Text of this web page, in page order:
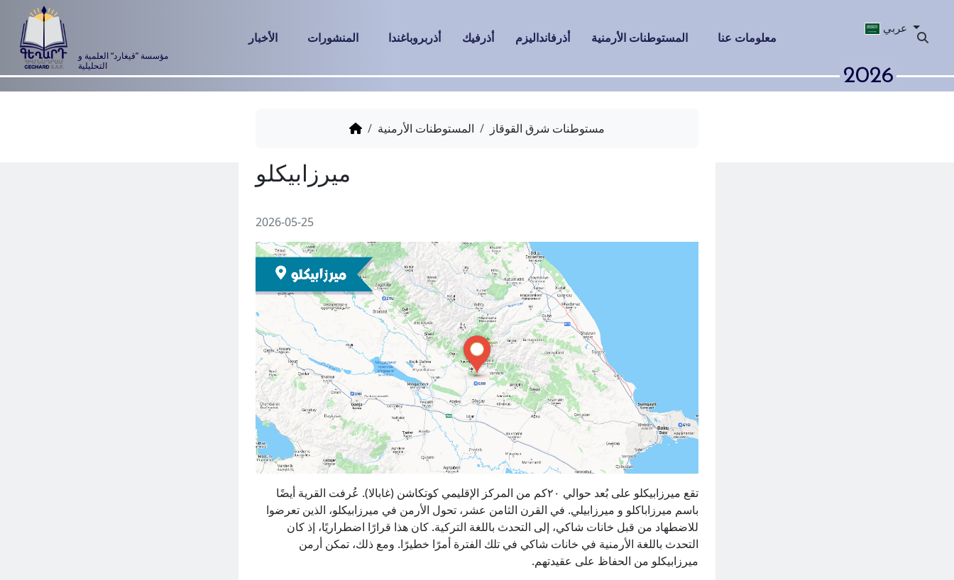
مؤسسة ”قيغارد“ العلمية و
التحليلية
الأخبار المنشورات أذربروباغندا أذرفيك أذرفانداليزم المستوطنات الأرمنية معلومات عنا
عربي
2026
المستوطنات الأرمنية مستوطنات شرق القوقاز
2026-05-25
تقع ميرزابيكلو على بُعد حوالي ۲۰كم من المركز الإقليمي كوتكاشن (غابالا). عُرفت القرية أيضًا
باسم ميرزاباكلو و ميرزابيلي. في القرن الثامن عشر، تحول الأرمن في ميرزابيكلو، الذين تعرضوا
للاضطهاد من قبل خانات شاكي، إلى التحدث باللغة التركية. كان هذا قرارًا اضطراريًا، إذ كان
التحدث باللغة الأرمنية في خانات شاكي في تلك الفترة أمرًا خطيرًا. ومع ذلك، تمكن أرمن
ميرزابيكلو من الحفاظ على عقيدتهم.